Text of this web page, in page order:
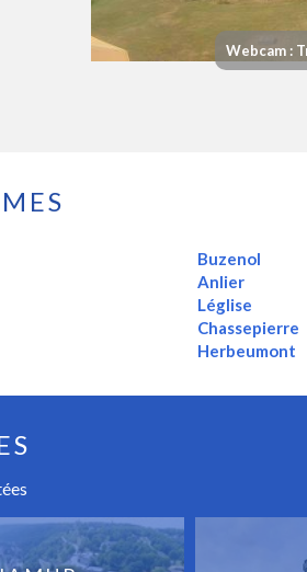
Webcam :
Buzenol
Anlier
Léglise
Chassepierre
Herbeumont